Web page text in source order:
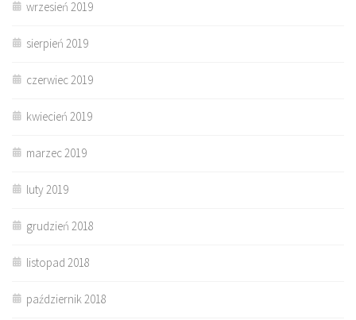
wrzesień 2019
sierpień 2019
czerwiec 2019
kwiecień 2019
marzec 2019
luty 2019
grudzień 2018
listopad 2018
październik 2018